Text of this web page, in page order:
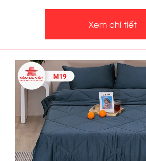
Xem chi tiết